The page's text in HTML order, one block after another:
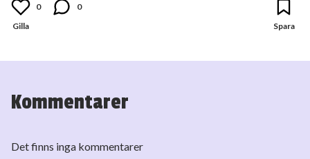
0 0
Kommentarer
Det finns inga kommentarer